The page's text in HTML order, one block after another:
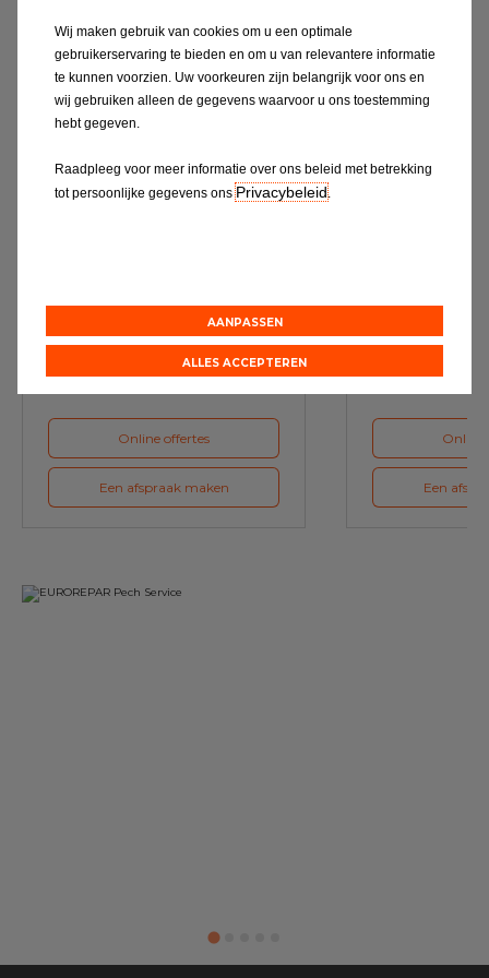
Ontdek alles
Maak bij ons een afspraak voor
het volgende onderhoud van uw
Online offertes
Een afspraak maken
ons een
Online
Een
Wij maken gebruik van cookies om u een optimale
gebruikerservaring te bieden en om u van relevantere informatie
te kunnen voorzien. Uw voorkeuren zijn belangrijk voor ons en
wij gebruiken alleen de gegevens waarvoor u ons toestemming
hebt gegeven.
Raadpleeg voor meer informatie over ons beleid met betrekking
tot persoonlijke gegevens onsPrivacybeleid.
AANPASSEN
ALLES ACCEPTEREN